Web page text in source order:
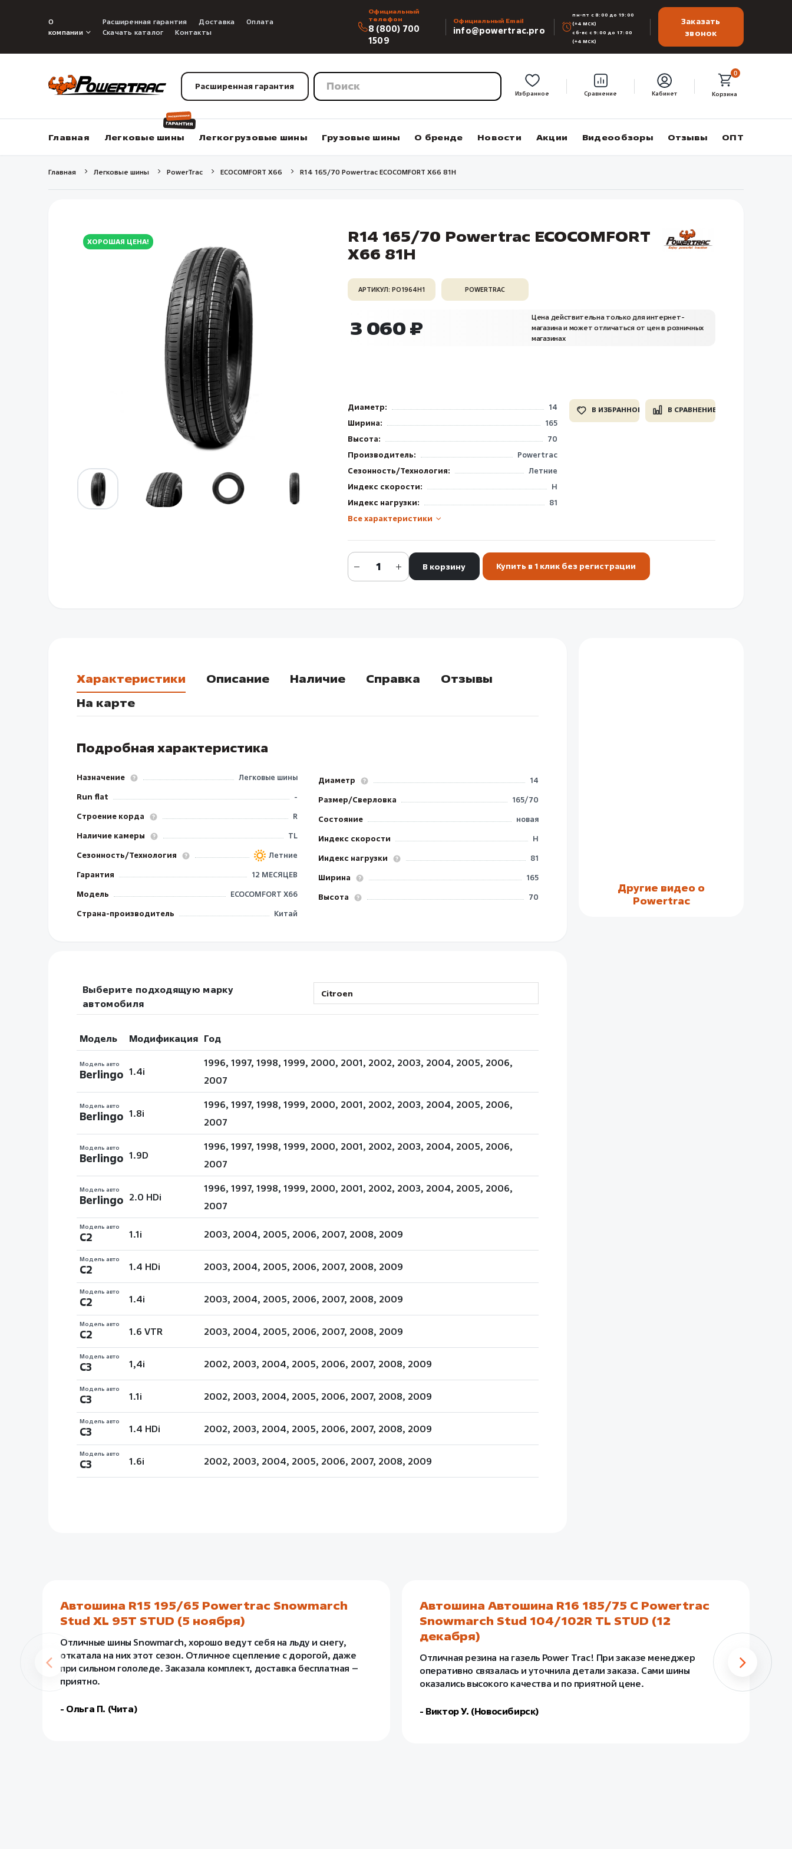
О
компании
Расширенная гарантия Доставка
Оплата
Скачать каталог
Контакты
Официальный
телефон
8 (800) 700
1509
Официальный Email
info@powertrac.pro
пн-пт с 8:00 до 19:00
(+4 МСК)
сб-вс с 9:00 до 17:00
(+4 МСК)
Заказать
звонок
Расширенная гарантия
Избранное Сравнение Кабинет Корзина
0
Главная Легковые шины Легкогрузовые шины Грузовые шины О бренде Новости Акции Видеообзоры Отзывы ОПТ
Главная Легковые шины PowerTrac ECOCOMFORT X66 R14 165/70 Powertrac ECOCOMFORT X66 81H
ХОРОШАЯ ЦЕНА!
R14 165/70 Powertrac ECOCOMFORT
X66 81H
АРТИКУЛ: PO1964H1 POWERTRAC
3 060 ₽
Цена действительна только для интернет-
магазина и может отличаться от цен в розничных
магазинах
Диаметр:
14
Ширина:
165
Высота:
70
Производитель:
Powertrac
Сезонность/Технология:
Летние
Индекс скорости:
H
Индекс нагрузки:
81
Все характеристики
В ИЗБРАННОЕ В СРАВНЕНИЕ
В корзину Купить в 1 клик без регистрации
Характеристики Описание Наличие Справка
Отзывы
На карте
Подробная характеристика
Назначение
Легковые шины
Run flat
-
Строение корда
R
Наличие камеры
TL
Сезонность/Технология
Летние
Гарантия
12 МЕСЯЦЕВ
Модель
ECOCOMFORT X66
Страна-производитель
Китай
Диаметр
14
Размер/Сверловка
165/70
Состояние
новая
Индекс скорости
H
Индекс нагрузки
81
Ширина
165
Высота
70
Выберите подходящую марку
автомобиля
Модель Модификация Год
Модель авто
Berlingo 1.4i
1996, 1997, 1998, 1999, 2000, 2001, 2002, 2003, 2004, 2005, 2006,
2007
Модель авто
Berlingo 1.8i
1996, 1997, 1998, 1999, 2000, 2001, 2002, 2003, 2004, 2005, 2006,
2007
Модель авто
Berlingo 1.9D
1996, 1997, 1998, 1999, 2000, 2001, 2002, 2003, 2004, 2005, 2006,
2007
Модель авто
Berlingo 2.0 HDi
1996, 1997, 1998, 1999, 2000, 2001, 2002, 2003, 2004, 2005, 2006,
2007
Модель авто
C2 1.1i 2003, 2004, 2005, 2006, 2007, 2008, 2009
Модель авто
C2 1.4 HDi 2003, 2004, 2005, 2006, 2007, 2008, 2009
Модель авто
C2 1.4i 2003, 2004, 2005, 2006, 2007, 2008, 2009
Модель авто
C2 1.6 VTR 2003, 2004, 2005, 2006, 2007, 2008, 2009
Модель авто
C3 1,4i 2002, 2003, 2004, 2005, 2006, 2007, 2008, 2009
Модель авто
C3 1.1i 2002, 2003, 2004, 2005, 2006, 2007, 2008, 2009
Модель авто
C3 1.4 HDi 2002, 2003, 2004, 2005, 2006, 2007, 2008, 2009
Модель авто
C3 1.6i 2002, 2003, 2004, 2005, 2006, 2007, 2008, 2009
Другие видео о
Powertrac
Автошина R15 195/65 Powertrac Snowmarch
Stud XL 95T STUD (5 ноября)
Отличные шины Snowmarch, хорошо ведут себя на льду и снегу,
откатала на них этот сезон. Отличное сцепление с дорогой, даже
при сильном гололеде. Заказала комплект, доставка бесплатная –
приятно.
- Ольга П. (Чита)
Автошина Автошина R16 185/75 C Powertrac
Snowmarch Stud 104/102R TL STUD (12
декабря)
Отличная резина на газель Power Trac! При заказе менеджер
оперативно связалась и уточнила детали заказа. Сами шины
оказались высокого качества и по приятной цене.
- Виктор У. (Новосибирск)